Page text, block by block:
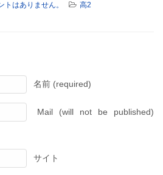
トはありません。 高2
名前 (required)
Mail (will not be published)
サイト